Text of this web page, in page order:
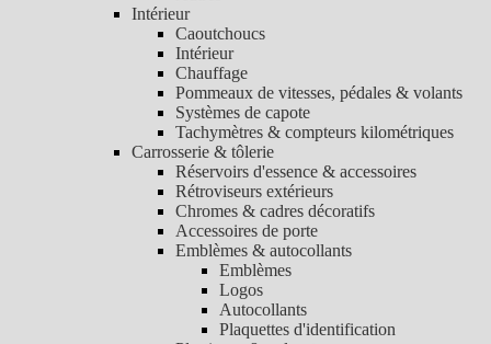
Intérieur
Caoutchoucs
Intérieur
Chauffage
Pommeaux de vitesses, pédales & volants
Systèmes de capote
Tachymètres & compteurs kilométriques
Carrosserie & tôlerie
Réservoirs d'essence & accessoires
Rétroviseurs extérieurs
Chromes & cadres décoratifs
Accessoires de porte
Emblèmes & autocollants
Emblèmes
Logos
Autocollants
Plaquettes d'identification